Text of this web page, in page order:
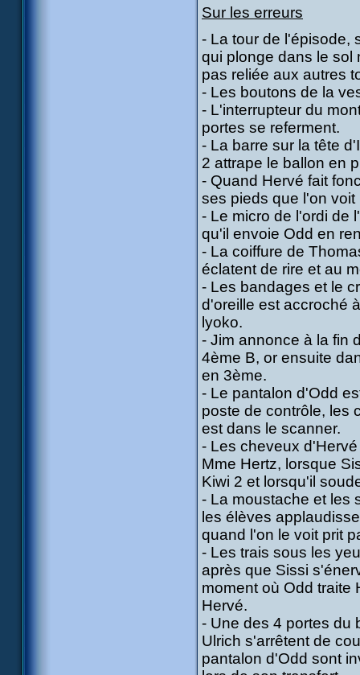
Sur les erreurs
- La tour de l'épisode,
qui plonge dans le sol
pas reliée aux autres
- Les boutons de la
- L'interrupteur du
portes se referment.
- La barre sur la tête
2 attrape le ballon en
- Quand Hervé fait
ses pieds que l'on
- Le micro de l'ordi de
qu'il envoie Odd en
- La coiffure de
éclatent de rire et au
- Les bandages et le
d'oreille est accroché
lyoko.
- Jim annonce à la fin
4ème B, or ensuite
en 3ème.
- Le pantalon d'Odd
poste de contrôle, les
est dans le scanner.
- Les cheveux
Mme Hertz, lorsque
Kiwi 2 et lorsqu'il
- La moustache et les
les élèves
quand l'on le voit prit
- Les trais sous les
après que Sissi
moment où Odd traite
Hervé.
- Une des 4 portes du
Ulrich s'arrêtent de
pantalon d'Odd sont